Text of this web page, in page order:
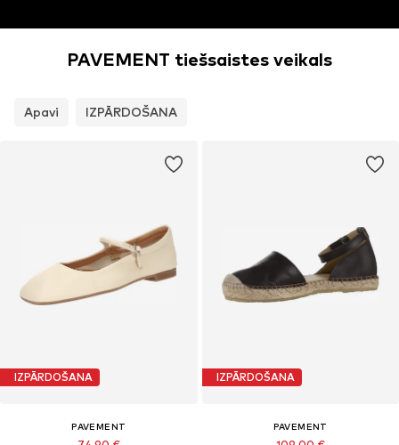
PAVEMENT tiešsaistes veikals
Apavi IZPĀRDOŠANA
IZPĀRDOŠANA
PAVEMENT
IZPĀRDOŠANA
PAVEMENT